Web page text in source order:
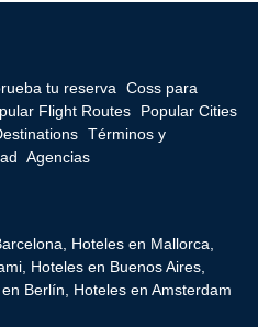
tu reserva
Coss para
Flight Routes
Popular Cities
Términos y
Agencias
Hoteles en Mallorca
Hoteles en Buenos Aires
Berlín Hoteles en Amsterdam